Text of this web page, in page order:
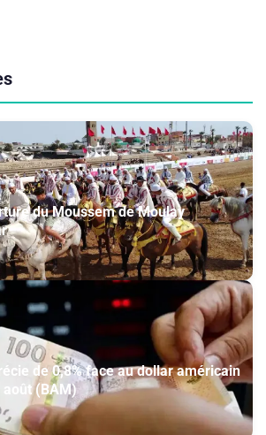
du Moussem de Moulay
de 0,8% face au dollar américain
(BAM)